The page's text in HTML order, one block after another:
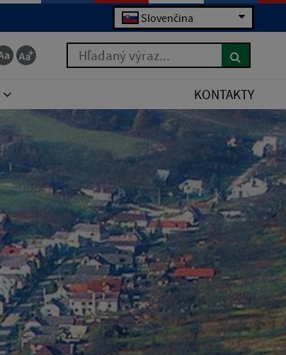
Slovenčina
Hľadaný výraz...
KONTAKTY